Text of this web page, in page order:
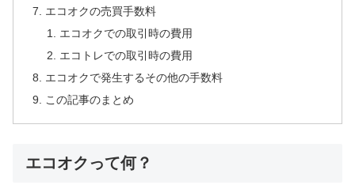
エコオクの売買手数料
エコオクでの取引時の費用
エコトレでの取引時の費用
エコオクで発生するその他の手数料
この記事のまとめ
エコオクって何？